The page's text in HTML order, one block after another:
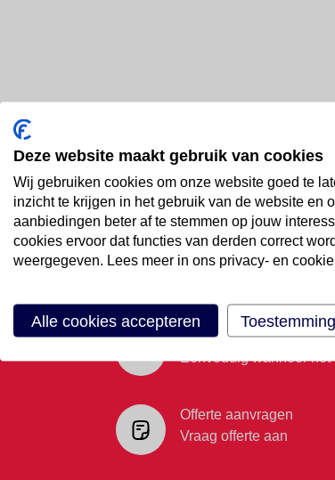
Bel ons
088 66 55 999
Mail ons
Maak een afspraak
Eenvoudig wanneer het
Offerte aanvragen
Vraag offerte aan
Deze website maakt gebruik van cookies
Wij gebruiken cookies om onze website goed te
inzicht te krijgen in het gebruik van de website en
aanbiedingen beter af te stemmen op jouw
cookies ervoor dat functies van derden correct
weergegeven. Lees meer in ons privacy- en
Alle cookies accepteren